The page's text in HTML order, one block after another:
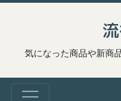
気になった商品や新商